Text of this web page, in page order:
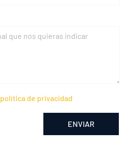
política de privacidad
ENVIAR